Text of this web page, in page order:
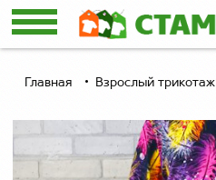
Главная Взрослый трикотаж